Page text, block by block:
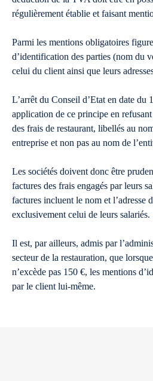
régulièrement établie et faisant
Parmi les mentions obligatoires
d’identification des parties (nom du
celui du client ainsi que leurs
L’arrêt du Conseil d’Etat en date du
application de ce principe en
des frais de restaurant, libellés au
entreprise et non pas au nom de
Les sociétés doivent donc être
factures des frais engagés par leurs
factures incluent le nom et l’adresse
exclusivement celui de leurs salariés.
Il est, par ailleurs, admis par
secteur de la restauration, que
n’excède pas 150 €, les mentions
par le client lui-même.